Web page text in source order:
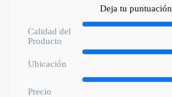
Deja tu puntuación
Calidad del
Producto
Ubicación
Precio